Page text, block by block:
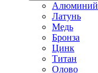
Алюминий
Латунь
Медь
Бронза
Цинк
Титан
Олово